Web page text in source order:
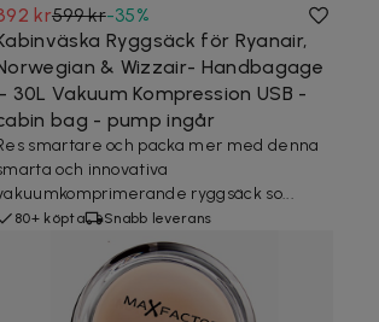
kr599 kr-35%
Ryggsäck för Ryanair,
& Wizzair- Handbagage
30L Vakuum Kompression USB -
bag - pump ingår
smartare och packa mer med denna
och innovativa
ryggsäck so...
80+ köpta Snabb leverans